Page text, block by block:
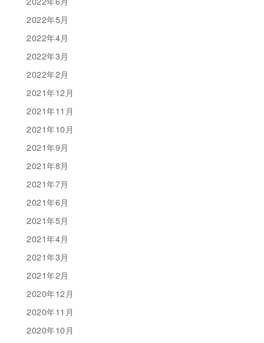
2022年5月
2022年4月
2022年3月
2022年2月
2021年12月
2021年11月
2021年10月
2021年9月
2021年8月
2021年7月
2021年6月
2021年5月
2021年4月
2021年3月
2021年2月
2020年12月
2020年11月
2020年10月